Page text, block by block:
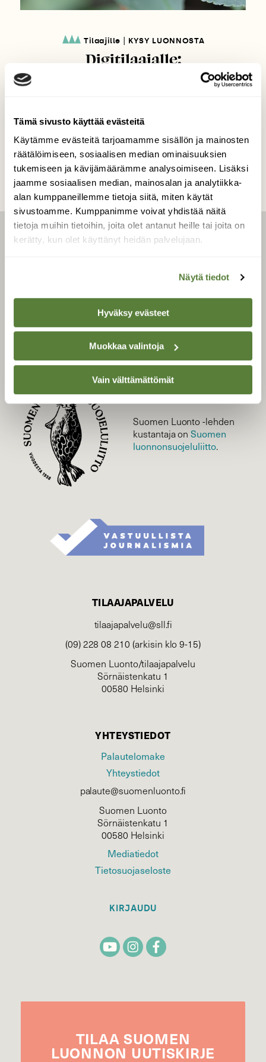
Tämä sivusto käyttää evästeitä
Käytämme evästeitä tarjoamamme sisällön ja mainosten
räätälöimiseen, sosiaalisen median ominaisuuksien
tukemiseen ja kävijämäärämme analysoimiseen. Lisäksi
jaamme sosiaalisen median, mainosalan ja analytiikka-
alan kumppaneillemme tietoja siitä, miten käytät
sivustoamme. Kumppanimme voivat yhdistää näitä
tietoja muihin tietoihin, joita olet antanut heille tai joita on
kerätty, kun olet käyttänyt heidän palvelujaan.
Näytä tiedot
Hyväksy evästeet
Muokkaa valintoja
Vain välttämättömät
Tilaajille KYSY LUONNOSTA
Digitilaajalle:
Mustikkametsästä tuttu
LEHTI
Tilaa Suomen Luonto
Tilaa digilukuoikeus
Äänestä parasta juttua
Tilaa uutiskirje
SUOJELU­LIITTO
Suomen Luonto -lehden
kustantaja onSuomen
luonnonsuojelu­liitto.
TILAAJAPALVELU
tilaajapalvelu@sll.fi
(09) 228 08 210 (arkisin klo 9-15)
Suomen Luonto/tilaajapalvelu
Sörnäistenkatu 1
00580 Helsinki
YHTEYSTIEDOT
Palautelomake
Yhteystiedot
palaute@suomenluonto.fi
Suomen Luonto
Sörnäistenkatu 1
00580 Helsinki
Mediatiedot
Tietosuojaseloste
KIRJAUDU
TILAA SUOMEN
LUONNON UUTIS­KIRJE